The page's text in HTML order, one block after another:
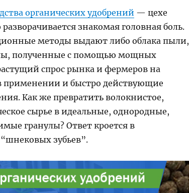
органических удобрений — цехе
знакомая головная боль.
методы выдают либо облака пыли,
полученные с помощью мощных
спрос рынка и фермеров на
применении и быстро действующие
Как же превратить волокнистое,
сырье в идеальные, однородные,
гранулы? Ответ кроется в
зубьев”.